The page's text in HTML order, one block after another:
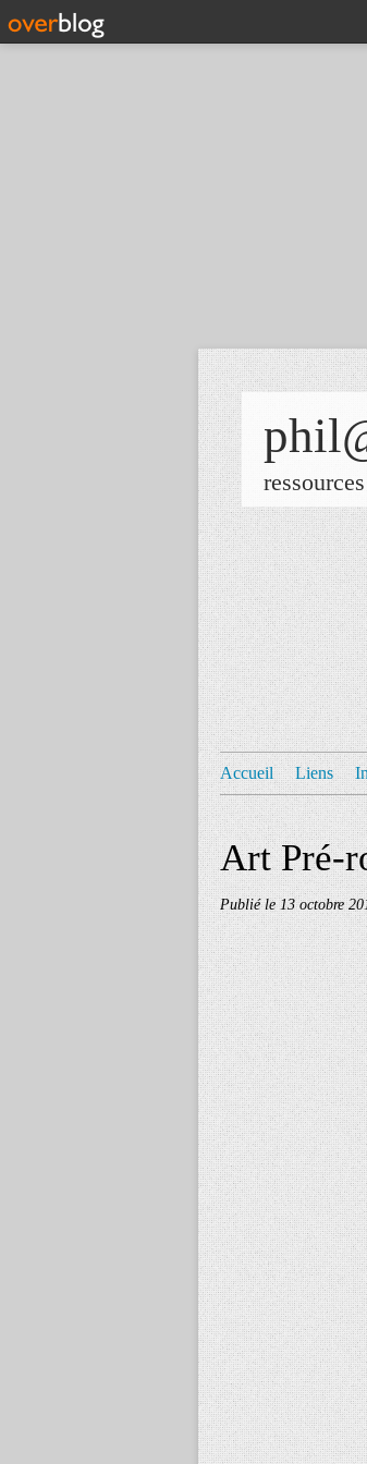
Accueil Liens
Art Pré-
Publié le13 octobre